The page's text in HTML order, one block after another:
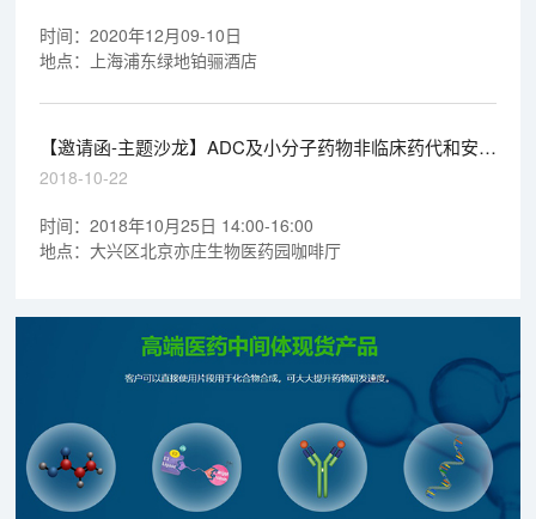
时间：2020年12月09-10日
地点：上海浦东绿地铂骊酒店
【邀请函-主题沙龙】ADC及小分子药物非临床药代和安全
评价的关注点
2018-10-22
时间：2018年10月25日 14:00-16:00
地点：大兴区北京亦庄生物医药园咖啡厅